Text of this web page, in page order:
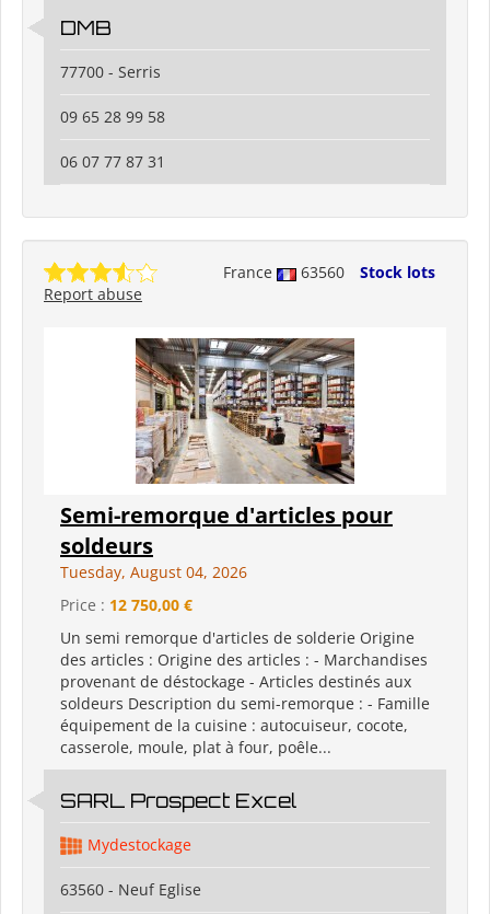
DMB
77700 - Serris
09 65 28 99 58
06 07 77 87 31
France 63560
Stock lots
Report abuse
Semi-remorque d'articles pour
soldeurs
Tuesday, August 04, 2026
Price : 12 750,00 €
Un semi remorque d'articles de solderie Origine
des articles : Origine des articles : - Marchandises
provenant de déstockage - Articles destinés aux
soldeurs Description du semi-remorque : - Famille
équipement de la cuisine : autocuiseur, cocote,
casserole, moule, plat à four, poêle...
SARL Prospect Excel
Mydestockage
63560 - Neuf Eglise